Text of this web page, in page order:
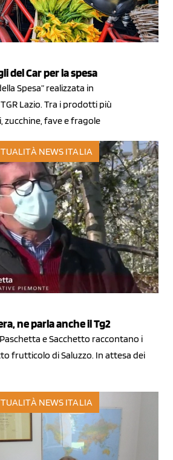
del Car per la spesa
Spesa” realizzata in
Lazio. Tra i prodotti più
fave e fragole
NEWS ITALIA
ne parla anche il Tg2
e Sacchetto raccontano i
frutticolo di Saluzzo. In attesa dei
NEWS ITALIA